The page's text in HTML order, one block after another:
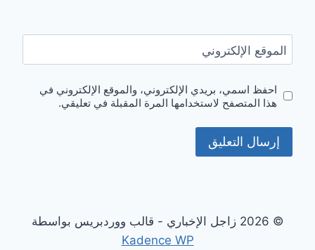
الموقع الإلكتروني
احفظ اسمي، بريدي الإلكتروني، والموقع الإلكتروني في
هذا المتصفح لاستخدامها المرة المقبلة في تعليقي.
© 2026 زاجل الإخباري - قالب ووردبريس بواسطة
Kadence WP